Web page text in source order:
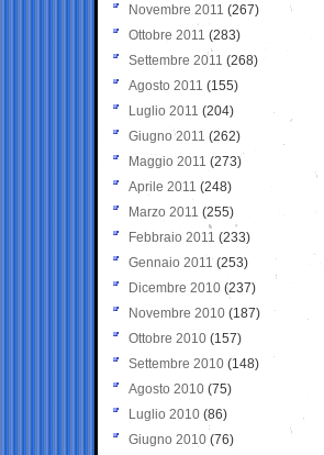
Novembre 2011 (267)
Ottobre 2011 (283)
Settembre 2011 (268)
Agosto 2011 (155)
Luglio 2011 (204)
Giugno 2011 (262)
Maggio 2011 (273)
Aprile 2011 (248)
Marzo 2011 (255)
Febbraio 2011 (233)
Gennaio 2011 (253)
Dicembre 2010 (237)
Novembre 2010 (187)
Ottobre 2010 (157)
Settembre 2010 (148)
Agosto 2010 (75)
Luglio 2010 (86)
Giugno 2010 (76)